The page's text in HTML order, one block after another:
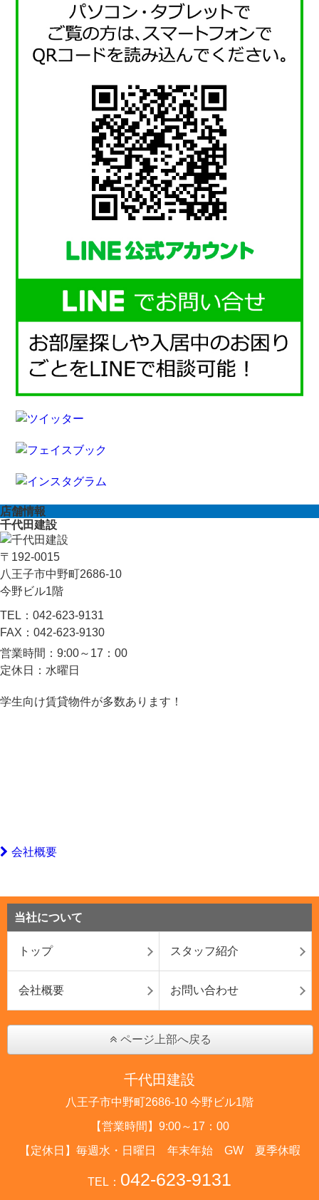
店舗情報
千代田建設
〒192-0015
八王子市中野町2686-10
今野ビル1階
TEL： 042-623-9131
FAX： 042-623-9130
営業時間： 9:00～17：00
定休日： 水曜日
学生向け賃貸物件が多数あります！
会社概要
当社について
トップ スタッフ紹介
会社概要 お問い合わせ
ページ上部へ戻る
千代田建設
八王子市中野町2686-10 今野ビル1階
【営業時間】9:00～17：00
【定休日】毎週水・日曜日 年末年始 GW 夏季休暇
TEL： 042-623-9131